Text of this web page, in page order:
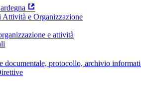
e Organizzazione
e attività
documentale, protocollo, archivio